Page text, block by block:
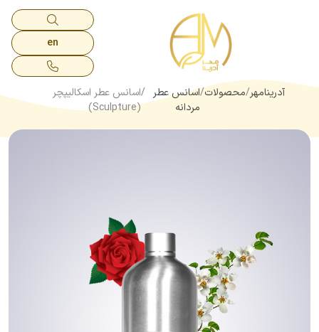
en
آدرینامهر محصولات اسانس عطر
مردانه
اسانس عطر اسکالیپچر
(Sculpture)